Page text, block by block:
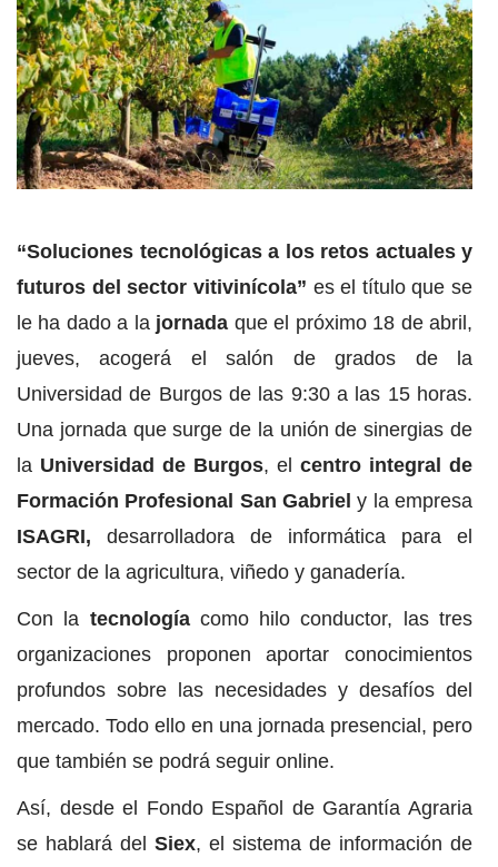
“Soluciones tecnológicas a los retos actuales y
futuros del sector vitivinícola” es el título que se
le ha dado a lajornada que el próximo 18 de abril,
jueves, acogerá el salón de grados de la
Universidad de Burgos de las 9:30 a las 15 horas.
Una jornada que surge de la unión de sinergias de
la Universidad de Burgos, el centro integral de
Formación Profesional San Gabriely la empresa
ISAGRI, desarrolladora de informática para el
sector de la agricultura, viñedo y ganadería.
Con la tecnología como hilo conductor, las tres
organizaciones proponen aportar conocimientos
profundos sobre las necesidades y desafíos del
mercado. Todo ello en una jornada presencial, pero
que también se podrá seguir online.
Así, desde el Fondo Español de Garantía Agraria
se hablará del Siex, el sistema de información de